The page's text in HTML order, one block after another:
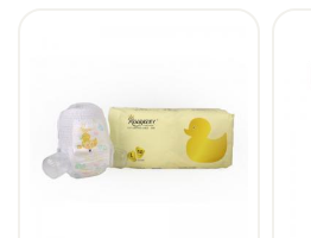
personalizados para
recién nacidos.